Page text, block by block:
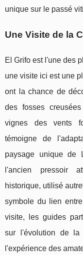
unique sur le passé
Une Visite de la
El Grifo est l'une des
une visite ici est une
ont la chance de
des fosses
vignes des vents
témoigne de
paysage unique de
l'ancien pressoir
historique, utilisé
symbole du lien
visite, les guides
sur l'évolution de la
l'expérience des